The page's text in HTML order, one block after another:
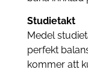
Studietakt
Medel
perfekt
kommer att